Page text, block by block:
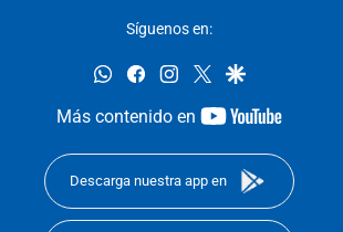
Síguenos en:
whatsappfacebookinstagram
twittergoogle
Más contenido en
youtube-
Descarga nuestra app en